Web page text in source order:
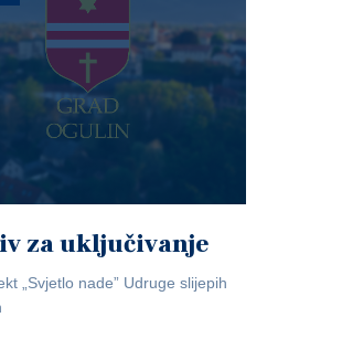
za uključivanje
„Svjetlo nade” Udruge slijepih